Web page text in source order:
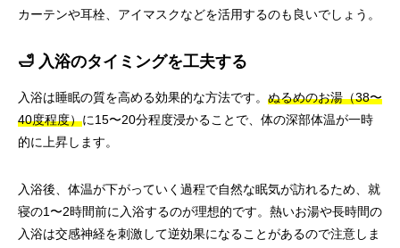
カーテンや耳栓、アイマスクなどを活用するのも良いでしょう。
🛁 入浴のタイミングを工夫する
入浴は睡眠の質を高める効果的な方法です。 ぬるめのお湯（38〜
40度程度）に15〜20分程度浸かることで、体の深部体温が一時
的に上昇します。
入浴後、体温が下がっていく過程で自然な眠気が訪れるため、就
寝の1〜2時間前に入浴するのが理想的です。熱いお湯や長時間の
入浴は交感神経を刺激して逆効果になることがあるので注意しま